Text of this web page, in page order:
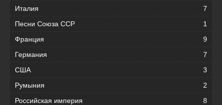
Италия
7
Песни Союза ССР
1
Франция
9
Германия
7
США
3
Румыния
2
Российская империя
8